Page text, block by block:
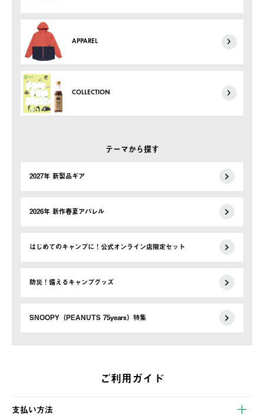
APPAREL
COLLECTION
テーマから探す
2027年 新製品ギア
2026年 新作春夏アパレル
はじめてのキャンプに！公式オンライン店限定セット
防災！備えるキャンプグッズ
SNOOPY（PEANUTS 75years）特集
ご利用ガイド
支払い方法